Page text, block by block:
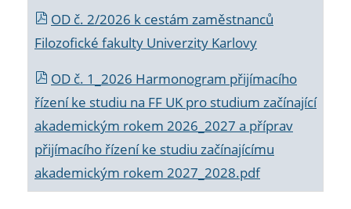
OD č. 2/2026 k cestám zaměstnanců
Filozofické fakulty Univerzity Karlovy
OD č. 1_2026 Harmonogram přijímacího
řízení ke studiu na FF UK pro studium začínající
akademickým rokem 2026_2027 a příprav
přijímacího řízení ke studiu začínajícímu
akademickým rokem 2027_2028.pdf